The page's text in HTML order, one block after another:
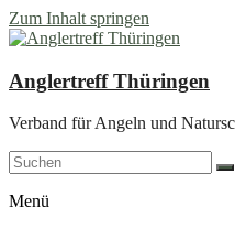
Zum Inhalt springen
Anglertreff Thüringen
Verband für Angeln und
Menü